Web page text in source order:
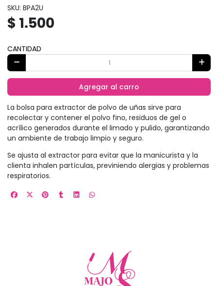
SKU: BPA2U
$ 1.500
CANTIDAD
Agregar al carro
La bolsa para extractor de polvo de uñas sirve para
recolectar y contener el polvo fino, residuos de gel o
acrílico generados durante el limado y pulido, garantizando
un ambiente de trabajo limpio y seguro.
Se ajusta al extractor para evitar que la manicurista y la
clienta inhalen partículas, previniendo alergias y problemas
respiratorios.